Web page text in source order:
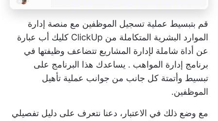
قم بتبسيط عملية تسجيل الموظفين مع منصة إدارة
الموارد البشرية المتكاملة من ClickUp
كليك أب عبارة
عن أداة شاملة لإدارة المشاريع تتضاعف وظيفتها في
برنامج إدارة المواهب . يساعدك هذا البرنامج على
تبسيط وأتمتة كل جانب من جوانب عملية تأهيل
الموظفين.
مع وضع ذلك في الاعتبار، دعنا نتعرف على دليل تفصيلي